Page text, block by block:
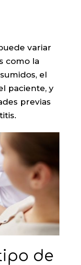
variar
como la
el
paciente, y
previas
de